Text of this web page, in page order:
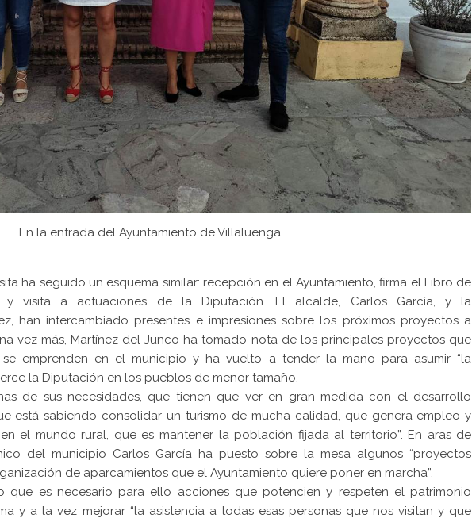
En la entrada del Ayuntamiento de Villaluenga.
ha seguido un esquema similar: recepción en el Ayuntamiento, firma el Libro de
y visita a actuaciones de la Diputación. El alcalde, Carlos García, y la
han intercambiado presentes e impresiones sobre los próximos proyectos a
vez más, Martínez del Junco ha tomado nota de los principales proyectos que
emprenden en el municipio y ha vuelto a tender la mano para asumir “la
la Diputación en los pueblos de menor tamaño.
de sus necesidades, que tienen que ver en gran medida con el desarrollo
está sabiendo consolidar un turismo de mucha calidad, que genera empleo y
el mundo rural, que es mantener la población fijada al territorio”. En aras de
del municipio Carlos García ha puesto sobre la mesa algunos “proyectos
de aparcamientos que el Ayuntamiento quiere poner en marcha”.
que es necesario para ello acciones que potencien y respeten el patrimonio
y a la vez mejorar “la asistencia a todas esas personas que nos visitan y que